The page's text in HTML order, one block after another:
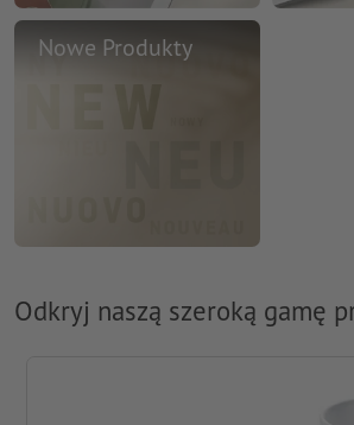
Nowe Produkty
Odkryj naszą szeroką gamę